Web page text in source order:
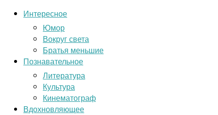
Интересное
Юмор
Вокруг света
Братья меньшие
Познавательное
Литература
Культура
Кинематограф
Вдохновляющее